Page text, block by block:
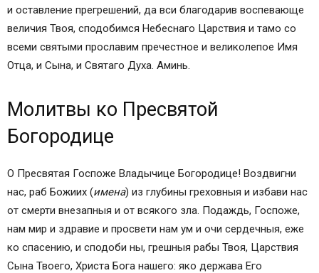
и оставление прегрешений, да вси благодарив воспевающе
величия Твоя, сподобимся Небеснаго Царствия и тамо со
всеми святыми прославим пречестное и великолепое Имя
Отца, и Сына, и Святаго Духа. Аминь.
Молитвы ко Пресвятой
Богородице
О Пресвятая Госпоже Владычице Богородице! Воздвигни
нас, раб Божиих (имена) из глубины греховныя и избави нас
от смерти внезапныя и от всякого зла. Подаждь, Госпоже,
нам мир и здравие и просвети нам ум и очи сердечныя, еже
ко спасению, и сподоби ны, грешныя рабы Твоя, Царствия
Сына Твоего, Христа Бога нашего: яко держава Его